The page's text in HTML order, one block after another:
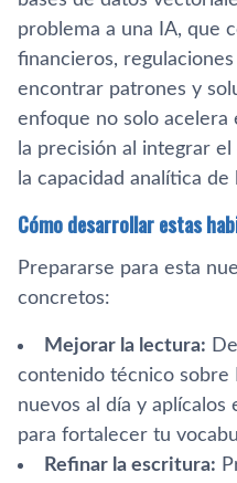
problema a una IA, que
financieros,
encontrar patrones y
enfoque no solo acelera
la precisión al integrar
la capacidad analítica de
Cómo desarrollar estas
Prepararse para esta
concretos:
Mejorar la lectura:
contenido técnico sobre
nuevos al día y
para fortalecer tu
Refinar la escritura: